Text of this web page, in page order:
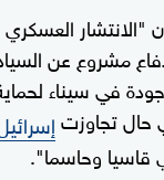
"الانتشار
مشروع عن
في سيناء
حال تجاوزت
قاسيا وحاسما".